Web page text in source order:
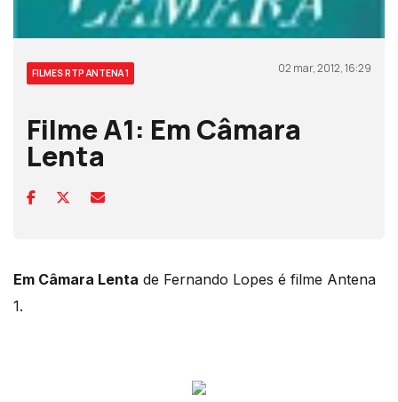
FILMES RTP ANTENA 1 02 mar, 2012, 16:29
Filme A1: Em Câmara
Lenta
Em Câmara Lenta de Fernando Lopes é filme Antena
1.